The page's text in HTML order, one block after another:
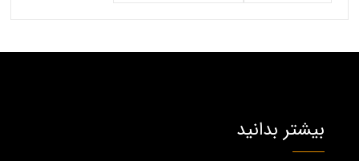
بیشتر بدانید